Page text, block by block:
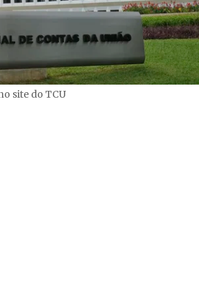
site do TCU